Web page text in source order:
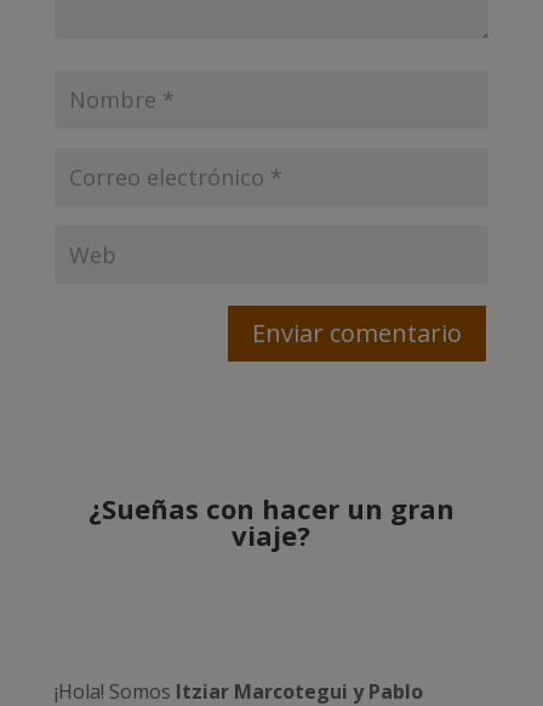
¿Sueñas con hacer un gran
viaje?
¡Hola! Somos Itziar Marcotegui y Pablo